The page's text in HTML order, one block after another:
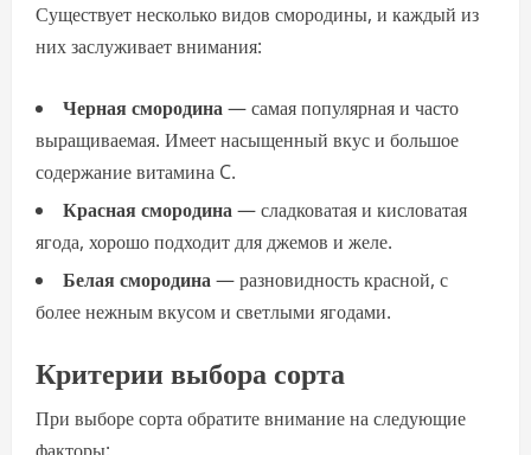
Существует несколько видов смородины, и каждый из
них заслуживает внимания:
Черная смородина— самая популярная и часто
выращиваемая. Имеет насыщенный вкус и большое
содержание витамина C.
Красная смородина— сладковатая и кисловатая
ягода, хорошо подходит для джемов и желе.
Белая смородина— разновидность красной, с
более нежным вкусом и светлыми ягодами.
Критерии выбора сорта
При выборе сорта обратите внимание на следующие